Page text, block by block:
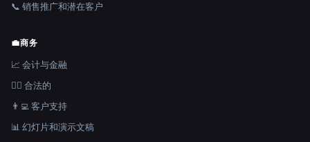
📞 销售推广和潜在客户
💼商务
📈 会计与金融
👩‍⚖️ 合法的
👨‍💻 客户支持
📊 幻灯片和演示文稿